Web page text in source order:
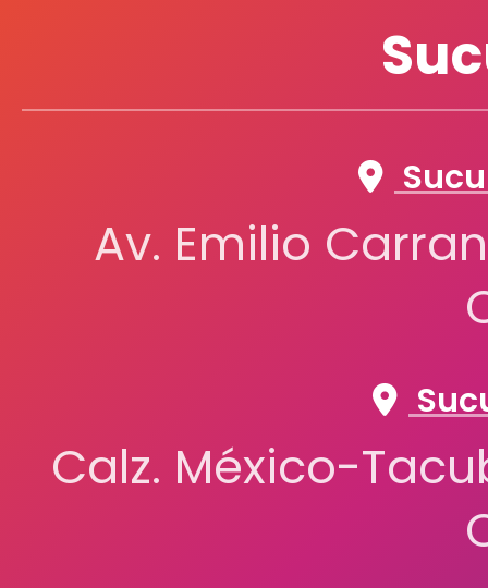
Av. Emilio
Calz. México-